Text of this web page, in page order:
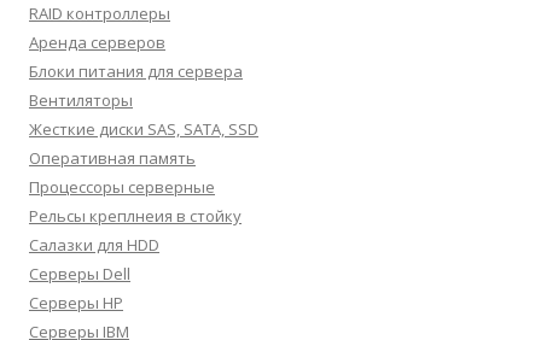
RAID контроллеры
Аренда серверов
Блоки питания для сервера
Вентиляторы
Жесткие диски SAS, SATA, SSD
Оперативная память
Процессоры серверные
Рельсы креплнеия в стойку
Салазки для HDD
Серверы Dell
Серверы HP
Серверы IBM